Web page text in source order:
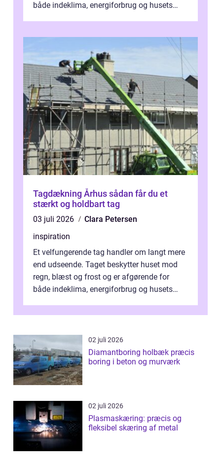
både indeklima, energiforbrug og husets
Tagdækning Århus sådan får du et
stærkt og holdbart tag
03 juli 2026
Clara Petersen
inspiration
Et velfungerende tag handler om langt mere
end udseende. Taget beskytter huset mod
regn, blæst og frost og er afgørende for
både indeklima, energiforbrug og husets
02 juli 2026
Diamantboring holbæk præcis
boring i beton og murværk
02 juli 2026
Plasmaskæring: præcis og
fleksibel skæring af metal